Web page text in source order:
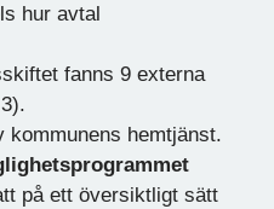
hur avtal
fanns 9 externa
kommunens hemtjänst.
på ett översiktligt sätt